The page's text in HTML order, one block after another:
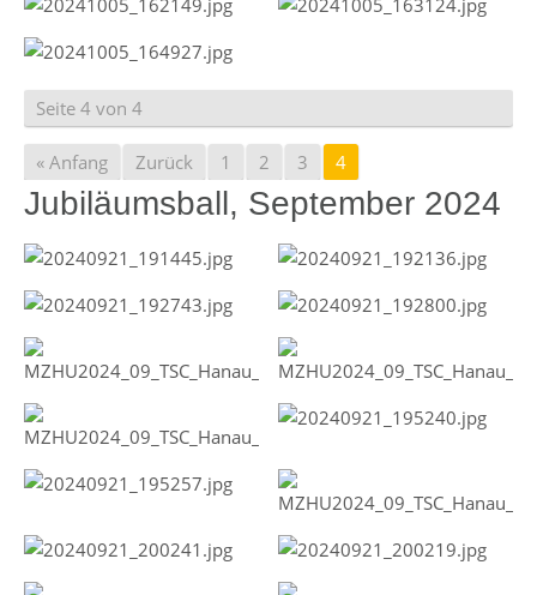
Seite 4 von 4
« Anfang Zurück 1 2 3 4
Jubiläumsball, September 2024